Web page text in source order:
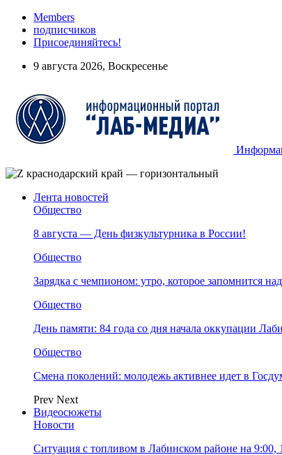
Members
подписчиков
Присоединяйтесь!
9 августа 2026, Воскресенье
Лента новостей
Общество
8 августа — День физкультурника в России!
Общество
Зарядка с чемпионом: утро, которое запомнится
Общество
День памяти: 84 года со дня начала оккупации
Общество
Смена поколений: молодежь активнее идет в
Prev Next
Видеосюжеты
Новости
Ситуация с топливом в Лабинском районе на 9:00,